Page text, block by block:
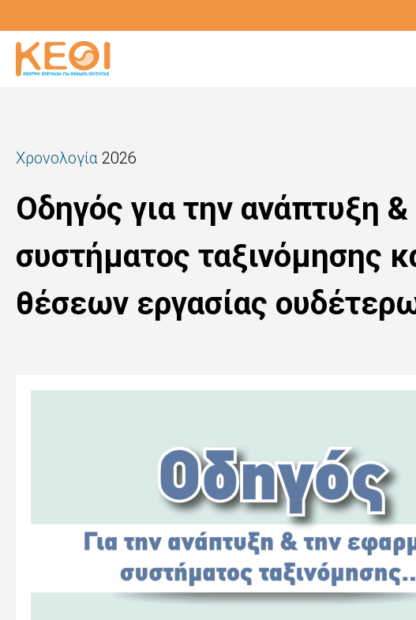
προς
το
Χρονολογία 2026
Οδηγός για την ανάπτυξη
συστήματος ταξινόμησης
θέσεων εργασίας